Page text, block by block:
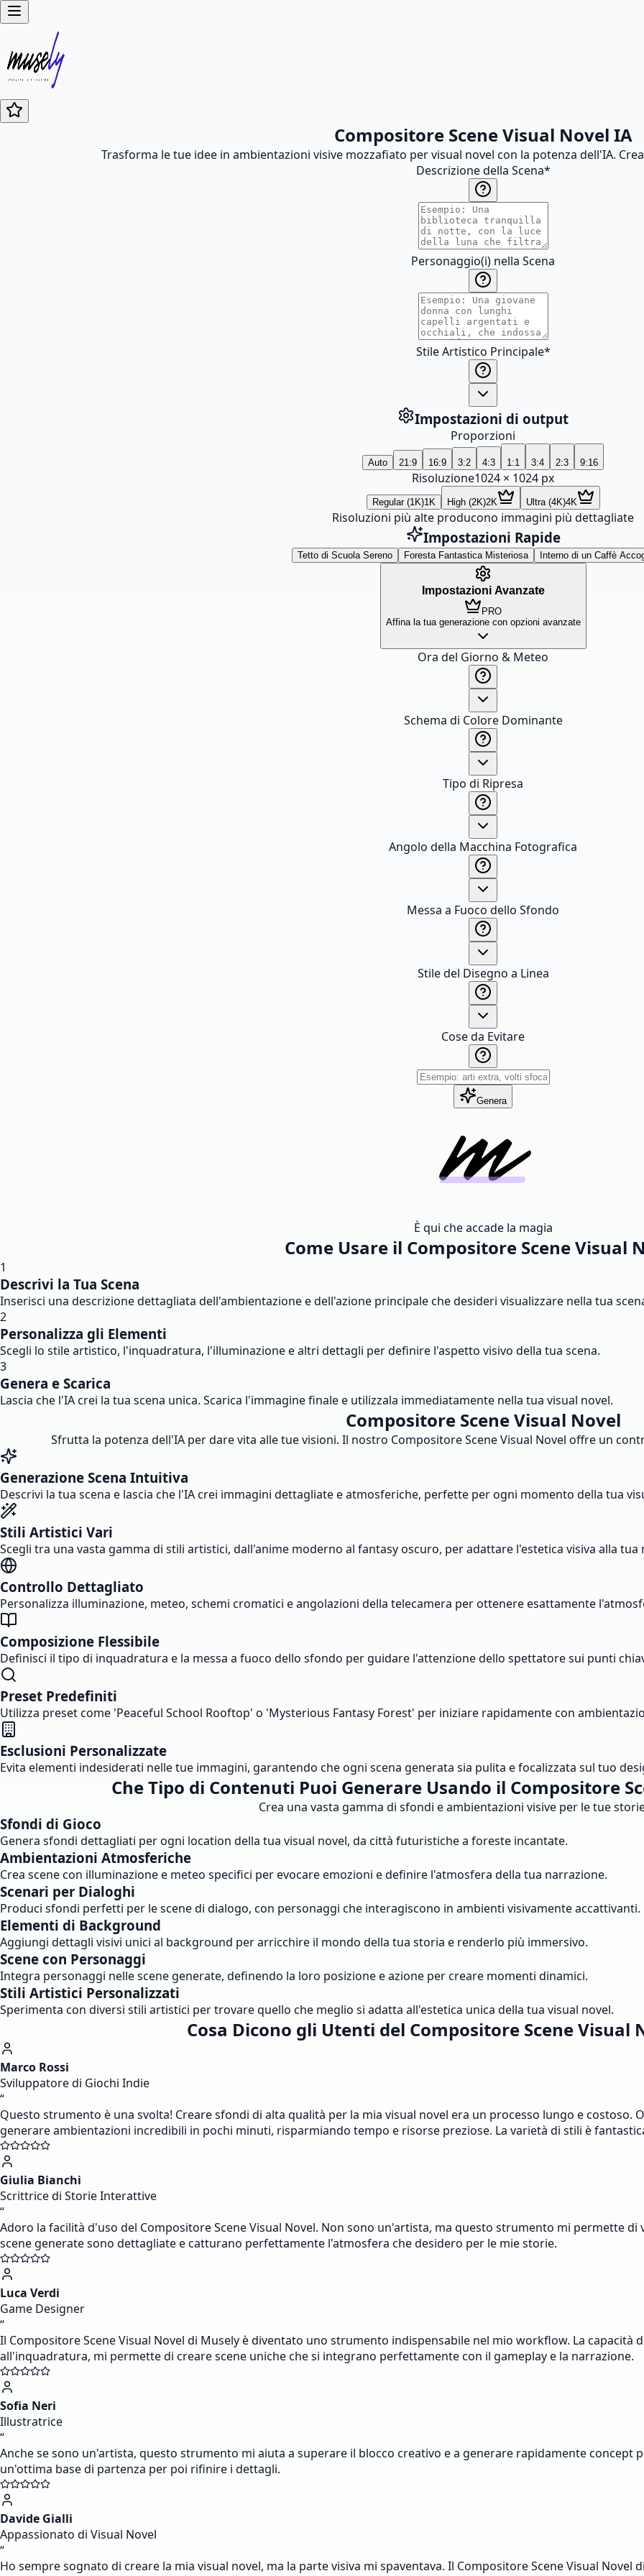
Compositore Scene Visual Novel IA
Trasforma le tue idee in ambientazioni visive mozzafiato per visual novel con la potenza dell'IA.
Descrizione della Scena*
Personaggio(i) nella Scena
Stile Artistico Principale*
Impostazioni di output
Proporzioni
Auto 21:9 16:9 3:2 4:3 1:1 3:4 2:3 9:16
Risoluzione1024 × 1024 px
Regular (1K)1K High (2K)2K Ultra (4K)4K
Risoluzioni più alte producono immagini più dettagliate
Impostazioni Rapide
Tetto di Scuola Sereno Foresta Fantastica Misteriosa Interno di un Caffè
Impostazioni Avanzate
PRO
Affina la tua generazione con opzioni avanzate
Ora del Giorno & Meteo
Schema di Colore Dominante
Tipo di Ripresa
Angolo della Macchina Fotografica
Messa a Fuoco dello Sfondo
Stile del Disegno a Linea
Cose da Evitare
Genera
È qui che accade la magia
Come Usare il Compositore Scene Visual
1
Descrivi la Tua Scena
Inserisci una descrizione dettagliata dell'ambientazione e dell'azione principale che desideri visualizzare nella tua
2
Personalizza gli Elementi
Scegli lo stile artistico, l'inquadratura, l'illuminazione e altri dettagli per definire l'aspetto visivo della tua scena.
3
Genera e Scarica
Lascia che l'IA crei la tua scena unica. Scarica l'immagine finale e utilizzala immediatamente nella tua visual novel.
Compositore Scene Visual Novel
Sfrutta la potenza dell'IA per dare vita alle tue visioni. Il nostro Compositore Scene Visual Novel offre un
Generazione Scena Intuitiva
Descrivi la tua scena e lascia che l'IA crei immagini dettagliate e atmosferiche, perfette per ogni momento della tua
Stili Artistici Vari
Scegli tra una vasta gamma di stili artistici, dall'anime moderno al fantasy oscuro, per adattare l'estetica visiva alla tua
Controllo Dettagliato
Personalizza illuminazione, meteo, schemi cromatici e angolazioni della telecamera per ottenere esattamente
Composizione Flessibile
Definisci il tipo di inquadratura e la messa a fuoco dello sfondo per guidare l'attenzione dello spettatore sui punti
Preset Predefiniti
Utilizza preset come 'Peaceful School Rooftop' o 'Mysterious Fantasy Forest' per iniziare rapidamente con
Esclusioni Personalizzate
Evita elementi indesiderati nelle tue immagini, garantendo che ogni scena generata sia pulita e focalizzata sul tuo
Che Tipo di Contenuti Puoi Generare Usando il Compositore
Crea una vasta gamma di sfondi e ambientazioni visive per le tue
Sfondi di Gioco
Genera sfondi dettagliati per ogni location della tua visual novel, da città futuristiche a foreste incantate.
Ambientazioni Atmosferiche
Crea scene con illuminazione e meteo specifici per evocare emozioni e definire l'atmosfera della tua narrazione.
Scenari per Dialoghi
Produci sfondi perfetti per le scene di dialogo, con personaggi che interagiscono in ambienti visivamente accattivanti.
Elementi di Background
Aggiungi dettagli visivi unici al background per arricchire il mondo della tua storia e renderlo più immersivo.
Scene con Personaggi
Integra personaggi nelle scene generate, definendo la loro posizione e azione per creare momenti dinamici.
Stili Artistici Personalizzati
Sperimenta con diversi stili artistici per trovare quello che meglio si adatta all'estetica unica della tua visual novel.
Cosa Dicono gli Utenti del Compositore Scene Visual
Marco Rossi
Sviluppatore di Giochi Indie
“
Questo strumento è una svolta! Creare sfondi di alta qualità per la mia visual novel era un processo lungo e costoso.
generare ambientazioni incredibili in pochi minuti, risparmiando tempo e risorse preziose. La varietà di stili è
Giulia Bianchi
Scrittrice di Storie Interattive
“
Adoro la facilità d'uso del Compositore Scene Visual Novel. Non sono un'artista, ma questo strumento mi permette
scene generate sono dettagliate e catturano perfettamente l'atmosfera che desidero per le mie storie.
Luca Verdi
Game Designer
“
Il Compositore Scene Visual Novel di Musely è diventato uno strumento indispensabile nel mio workflow. La
all'inquadratura, mi permette di creare scene uniche che si integrano perfettamente con il gameplay e la narrazione.
Sofia Neri
Illustratrice
“
Anche se sono un'artista, questo strumento mi aiuta a superare il blocco creativo e a generare rapidamente concept
un'ottima base di partenza per poi rifinire i dettagli.
Davide Gialli
Appassionato di Visual Novel
“
Ho sempre sognato di creare la mia visual novel, ma la parte visiva mi spaventava. Il Compositore Scene Visual